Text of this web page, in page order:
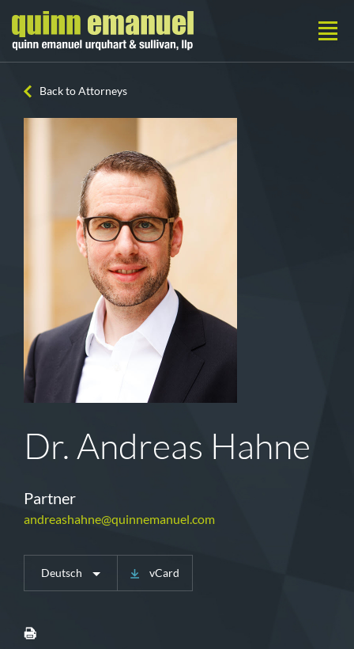
Back to Attorneys
Dr. Andreas Hahne
Partner
andreashahne@quinnemanuel.com
Deutsch vCard